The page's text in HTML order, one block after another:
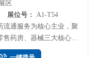
区
展位号：
A1-T54
流通服务为核心主业，聚
售药房、器械三大核心业
展营销服务、医疗服务、